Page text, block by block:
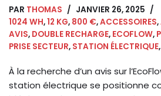
PAR THOMAS
JANVIER 26, 2025
1024 WH,12 KG, 800 €,ACCESSOIRES,
AVIS, DOUBLE RECHARGE, ECOFLOW,
PRISE SECTEUR, STATION ÉLECTRIQUE,
À la recherche d’un avis sur
station électrique se positionne